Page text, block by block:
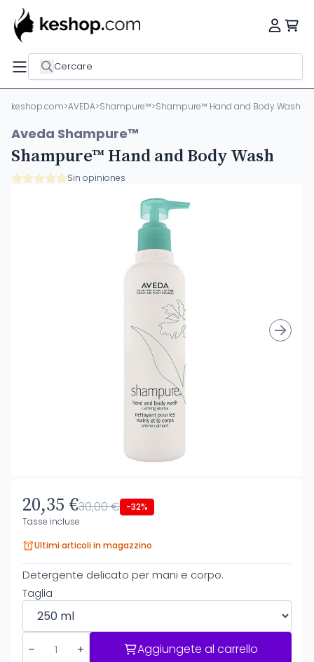
Cercare
keshop.com>AVEDA>Shampure™>Shampure™ Hand and Body Wash
Aveda Shampure™
Shampure™ Hand and Body Wash
Sin opiniones
20,35 €30,00 € -32%
Tasse incluse
Ultimi articoli in magazzino
Detergente delicato per mani e corpo.
Taglia
Aggiungete al carrello